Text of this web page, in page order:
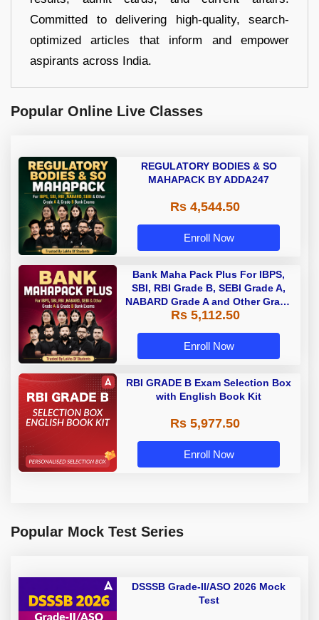
Committed to delivering high-quality, search-
optimized articles that inform and empower
aspirants across India.
Popular Online Live Classes
REGULATORY BODIES & SO
MAHAPACK BY ADDA247
Rs 4,544.50
Enroll Now
Bank Maha Pack Plus For IBPS,
SBI, RBI Grade B, SEBI Grade A,
NABARD Grade A and Other Grade
A & Grade B Bank Exams
Rs 5,112.50
Enroll Now
RBI GRADE B Exam Selection Box
with English Book Kit
Rs 5,977.50
Enroll Now
Popular Mock Test Series
DSSSB Grade-II/ASO 2026 Mock
Test